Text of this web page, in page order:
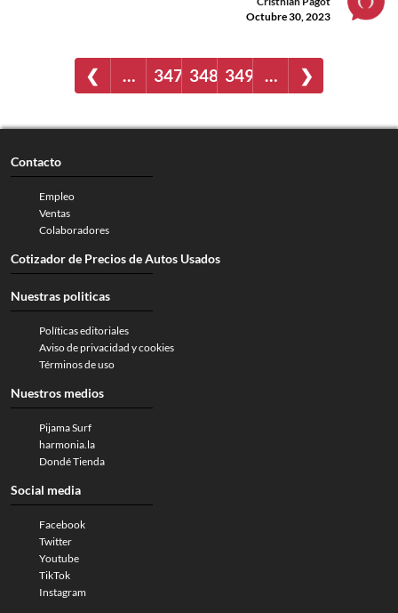
Octubre 30, 2023
❮ … 347 348 349 … ❯
Contacto
Empleo
Ventas
Colaboradores
Cotizador de Precios de Autos Usados
Nuestras politicas
Políticas editoriales
Aviso de privacidad y cookies
Términos de uso
Nuestros medios
Pijama Surf
harmonia.la
Dondé Tienda
Social media
Facebook
Twitter
Youtube
TikTok
Instagram